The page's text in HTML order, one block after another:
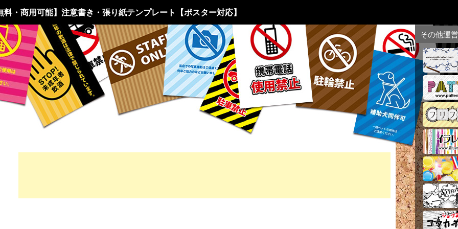
料・商用可能】注意書き・張り紙テンプレート【ポスター対応】
その他運